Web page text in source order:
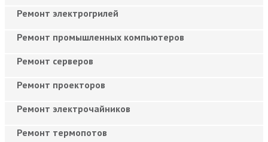
Ремонт электрогрилей
Ремонт промышленных компьютеров
Ремонт серверов
Ремонт проекторов
Ремонт электрочайников
Ремонт термопотов